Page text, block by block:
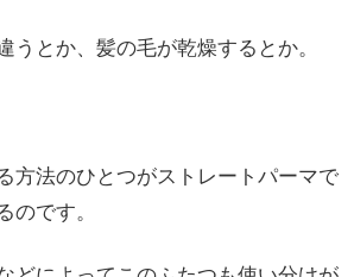
うとか、髪の毛が乾燥するとか。
方法のひとつがストレートパーマで
のです。